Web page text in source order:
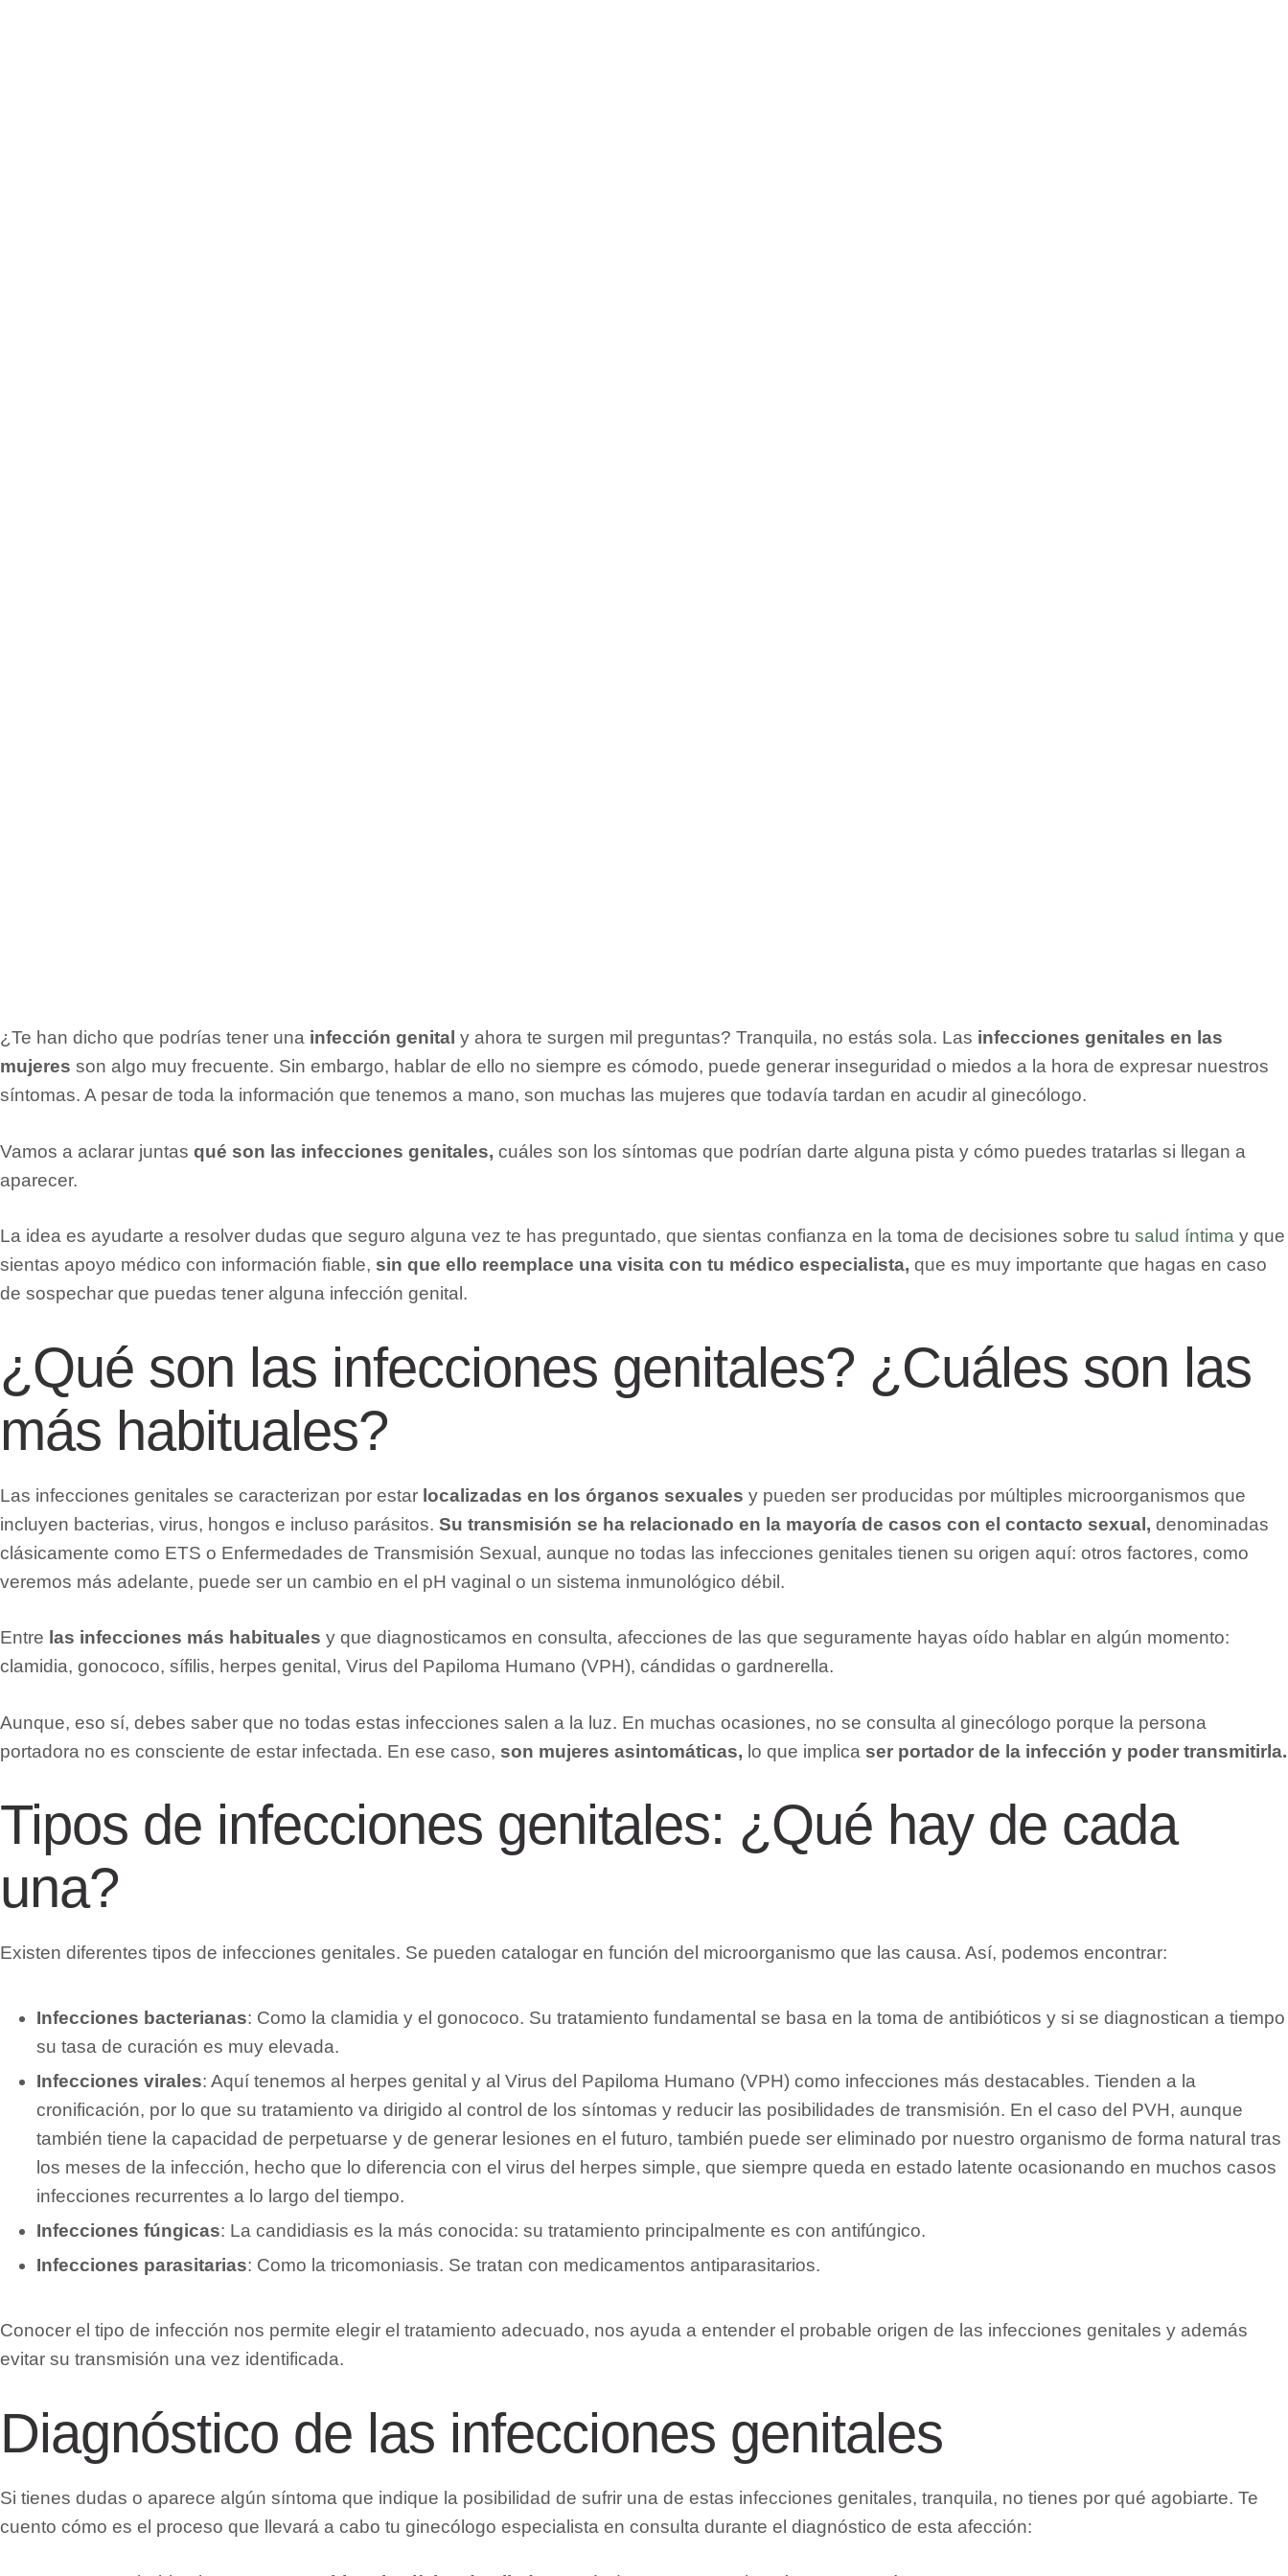
¿Te han dicho que podrías tener una infección genital y ahora te surgen mil preguntas? Tranquila, no estás sola. Las infecciones genitales en las
mujeres son algo muy frecuente. Sin embargo, hablar de ello no siempre es cómodo, puede generar inseguridad o miedos a la hora de expresar nuestros
síntomas. A pesar de toda la información que tenemos a mano, son muchas las mujeres que todavía tardan en acudir al ginecólogo.
Vamos a aclarar juntas qué son las infecciones genitales, cuáles son los síntomas que podrían darte alguna pista y cómo puedes tratarlas si llegan a
aparecer.
La idea es ayudarte a resolver dudas que seguro alguna vez te has preguntado, que sientas confianza en la toma de decisiones sobre tu salud íntima y que
sientas apoyo médico con información fiable, sin que ello reemplace una visita con tu médico especialista, que es muy importante que hagas en caso
de sospechar que puedas tener alguna infección genital.
¿Qué son las infecciones genitales? ¿Cuáles son las
más habituales?
Las infecciones genitales se caracterizan por estar localizadas en los órganos sexuales y pueden ser producidas por múltiples microorganismos que
incluyen bacterias, virus, hongos e incluso parásitos. Su transmisión se ha relacionado en la mayoría de casos con el contacto sexual, denominadas
clásicamente como ETS o Enfermedades de Transmisión Sexual, aunque no todas las infecciones genitales tienen su origen aquí: otros factores, como
veremos más adelante, puede ser un cambio en el pH vaginal o un sistema inmunológico débil.
Entre las infecciones más habituales y que diagnosticamos en consulta, afecciones de las que seguramente hayas oído hablar en algún momento:
clamidia, gonococo, sífilis, herpes genital, Virus del Papiloma Humano (VPH), cándidas o gardnerella.
Aunque, eso sí, debes saber que no todas estas infecciones salen a la luz. En muchas ocasiones, no se consulta al ginecólogo porque la persona
portadora no es consciente de estar infectada. En ese caso, son mujeres asintomáticas, lo que implica ser portador de la infección y poder transmitirla.
Tipos de infecciones genitales: ¿Qué hay de cada
una?
Existen diferentes tipos de infecciones genitales. Se pueden catalogar en función del microorganismo que las causa. Así, podemos encontrar:
Infecciones bacterianas: Como la clamidia y el gonococo. Su tratamiento fundamental se basa en la toma de antibióticos y si se diagnostican a tiempo
su tasa de curación es muy elevada.
Infecciones virales: Aquí tenemos al herpes genital y al Virus del Papiloma Humano (VPH) como infecciones más destacables. Tienden a la
cronificación, por lo que su tratamiento va dirigido al control de los síntomas y reducir las posibilidades de transmisión. En el caso del PVH, aunque
también tiene la capacidad de perpetuarse y de generar lesiones en el futuro, también puede ser eliminado por nuestro organismo de forma natural tras
los meses de la infección, hecho que lo diferencia con el virus del herpes simple, que siempre queda en estado latente ocasionando en muchos casos
infecciones recurrentes a lo largo del tiempo.
Infecciones fúngicas: La candidiasis es la más conocida: su tratamiento principalmente es con antifúngico.
Infecciones parasitarias: Como la tricomoniasis. Se tratan con medicamentos antiparasitarios.
Conocer el tipo de infección nos permite elegir el tratamiento adecuado, nos ayuda a entender el probable origen de las infecciones genitales y además
evitar su transmisión una vez identificada.
Diagnóstico de las infecciones genitales
Si tienes dudas o aparece algún síntoma que indique la posibilidad de sufrir una de estas infecciones genitales, tranquila, no tienes por qué agobiarte. Te
cuento cómo es el proceso que llevará a cabo tu ginecólogo especialista en consulta durante el diagnóstico de esta afección: